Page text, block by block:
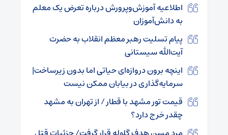
اطلاعیه آموزش‌وپرورش درباره تعرض یک معلم
به دانش‌آموزان
پیام تسلیت رهبر معظم انقلاب به حضرت
آیت‌الله سیستانی
اینچه برون دروازه‌ای حیاتی اما بدون زیرساخت|
سرمایه‌گذاری در بیابان ممکن نیست
قیمت تور مشهد با قطار / از تهران به مشهد
چقدر خرج دارد؟